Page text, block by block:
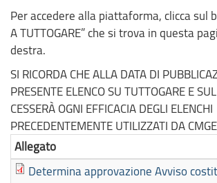
Per accedere alla piattaforma, clicca sul
A TUTTOGARE” che si trova in questa
destra.
SI RICORDA CHE ALLA DATA DI
PRESENTE ELENCO SU TUTTOGARE E
CESSERÀ OGNI EFFICACIA DEGLI ELENCHI
PRECEDENTEMENTE UTILIZZATI DA
Allegato
Determina approvazione Avviso